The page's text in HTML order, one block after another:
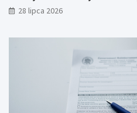
28 lipca 2026